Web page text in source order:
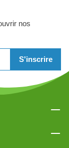
nos
S'inscrire